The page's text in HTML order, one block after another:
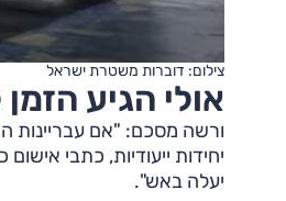
צילום: דוברות משטרת ישראל
אולי הגיע
ורשה מסכם: "אם עבריינות
יחידות ייעודיות, כתבי
יעלה באש".